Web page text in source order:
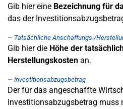
Gib hier eine Bezeichnung für
das der
Tatsächliche Anschaffungs-/
Gib hier die Höhe der
Herstellungskosten an.
Investitionsabzugsbetrag
Der für das angeschaffte
Investitionsabzugsbetrag muss